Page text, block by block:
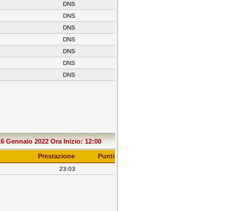
DNS
DNS
DNS
DNS
DNS
DNS
DNS
Gennaio 2022 Ora Inizio: 12:00
Prestazione Punti
23:03